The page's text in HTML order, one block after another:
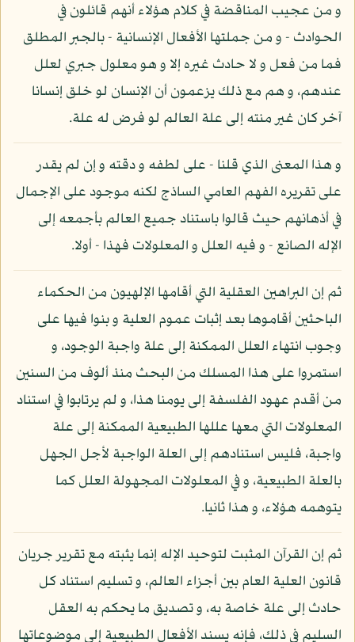
و من عجيب المناقضة في كلام هؤلاء أنهم قائلون في
الحوادث - و من جملتها الأفعال الإنسانية - بالجبر المطلق
فما من فعل و لا حادث غيره إلا و هو معلول جبري لعلل
عندهم، و هم مع ذلك يزعمون أن الإنسان لو خلق إنسانا
آخر كان غير منته إلى علة العالم لو فرض له علة.
و هذا المعنى الذي قلنا - على لطفه و دقته و إن لم يقدر
على تقريره الفهم العامي الساذج لكنه موجود على الإجمال
في أذهانهم حيث قالوا باستناد جميع العالم بأجمعه إلى
الإله الصانع - و فيه العلل و المعلولات فهذا - أولا.
ثم إن البراهين العقلية التي أقامها الإلهيون من الحكماء
الباحثين أقاموها بعد إثبات عموم العلية و بنوا فيها على
وجوب انتهاء العلل الممكنة إلى علة واجبة الوجود، و
استمروا على هذا المسلك من البحث منذ ألوف من السنين
من أقدم عهود الفلسفة إلى يومنا هذا، و لم يرتابوا في استناد
المعلولات التي معها عللها الطبيعية الممكنة إلى علة
واجبة، فليس استنادهم إلى العلة الواجبة لأجل الجهل
بالعلة الطبيعية، و في المعلولات المجهولة العلل كما
يتوهمه هؤلاء، و هذا ثانيا.
ثم إن القرآن المثبت لتوحيد الإله إنما يثبته مع تقرير جريان
قانون العلية العام بين أجزاء العالم، و تسليم استناد كل
حادث إلى علة خاصة به، و تصديق ما يحكم به العقل
السليم في ذلك، فإنه يسند الأفعال الطبيعية إلى موضوعاتها